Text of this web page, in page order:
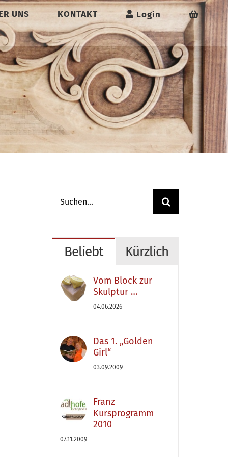
UNS KONTAKT Login
Suche
nach:
Beliebt Kürzlich
Vom Block zur
Skulptur …
04.06.2026
Das 1. „Golden
Girl“
03.09.2009
Franz
Kursprogramm
2010
07.11.2009